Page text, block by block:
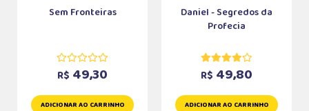
Sem Fronteiras
R$ 49,30
ADICIONAR AO CARRINHO
Daniel - Segredos da
Profecia
R$ 49,80
ADICIONAR AO CARRINHO